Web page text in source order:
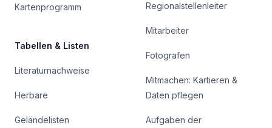
Kartenprogramm
Tabellen & Listen
Literaturnachweise
Herbare
Geländelisten
Regionalstellenleiter
Mitarbeiter
Fotografen
Mitmachen: Kartieren &
Daten pflegen
Aufgaben der